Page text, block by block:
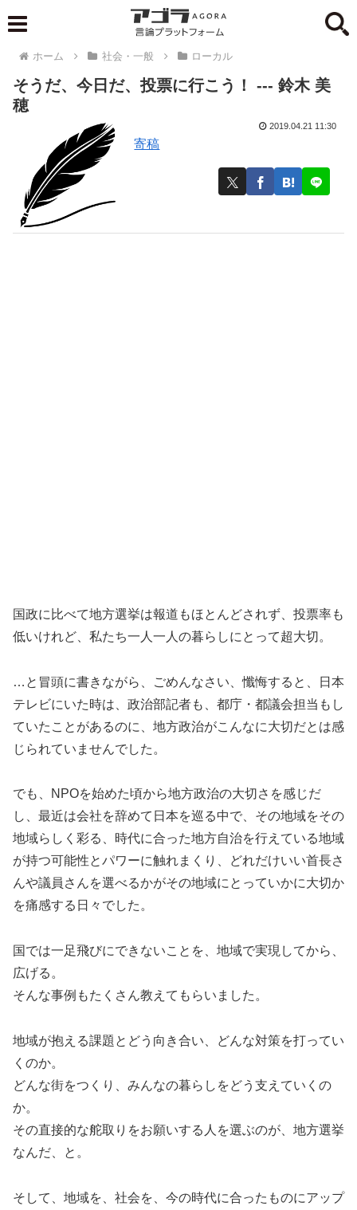
ホーム 社会・一般 ローカル
そうだ、今日だ、投票に行こう！ --- 鈴木 美
穂
寄稿
2019.04.21 11:30
国政に比べて地方選挙は報道もほとんどされず、投票率も
低いけれど、私たち一人一人の暮らしにとって超大切。
…と冒頭に書きながら、ごめんなさい、懺悔すると、日本
テレビにいた時は、政治部記者も、都庁・都議会担当もし
ていたことがあるのに、地方政治がこんなに大切だとは感
じられていませんでした。
でも、NPOを始めた頃から地方政治の大切さを感じだ
し、最近は会社を辞めて日本を巡る中で、その地域をその
地域らしく彩る、時代に合った地方自治を行えている地域
が持つ可能性とパワーに触れまくり、どれだけいい首長さ
んや議員さんを選べるかがその地域にとっていかに大切か
を痛感する日々でした。
国では一足飛びにできないことを、地域で実現してから、
広げる。
そんな事例もたくさん教えてもらいました。
地域が抱える課題とどう向き合い、どんな対策を打ってい
くのか。
どんな街をつくり、みんなの暮らしをどう支えていくの
か。
その直接的な舵取りをお願いする人を選ぶのが、地方選挙
なんだ、と。
そして、地域を、社会を、今の時代に合ったものにアップ